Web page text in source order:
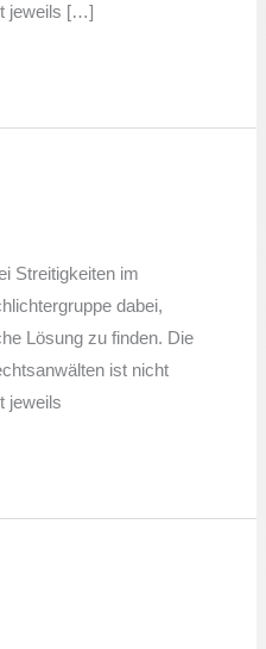
jeweils […]
Streitigkeiten im
dabei,
Lösung zu finden. Die
ist nicht
jeweils